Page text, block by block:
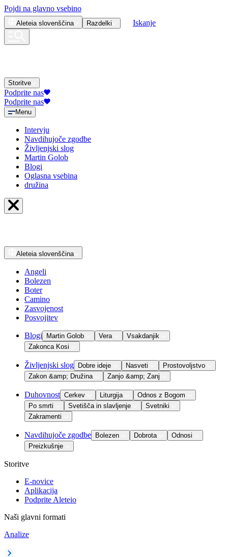
Pojdi na glavno vsebino
Aleteia slovenščina Razdelki Iskanje
Storitve
Podprite nas
Podprite nas
Menu
Intervju
Navdihujoče zgodbe
Življenjski slog
Martin Golob
Blogi
Oglasna vsebina
družina
Aleteia slovenščina
Angeli
Bolezen
Boter
Camino
Zasvojenost
Posvojitev
Blogi Martin Golob Vera
Vsakdanjik
Zakonca Kosi
Življenjski slog Dobre ideje Nasveti
Prostovoljstvo
Zakon &amp; Družina
Zanjo &amp; Zanj
Duhovnost Cerkev Liturgija
Odnos z Bogom
Po smrti
Svetišča in slavljenje
Svetniki
Zakramenti
Navdihujoče zgodbe Bolezen Dobrota
Odnosi
Preizkušnje
Storitve
E-novice
Aplikacija
Podprite Aleteio
Naši glavni formati
Analize